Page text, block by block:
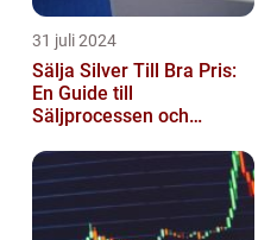
31 juli 2024
Sälja Silver Till Bra Pris:
En Guide till
Säljprocessen och